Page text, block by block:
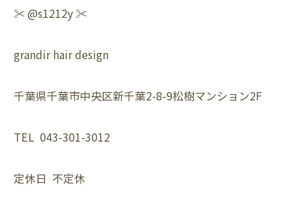
✂️ @s1212y ✂️
grandir hair design
千葉県千葉市中央区新千葉2-8-9松樹マンション2F
TEL 043-301-3012
定休日 不定休